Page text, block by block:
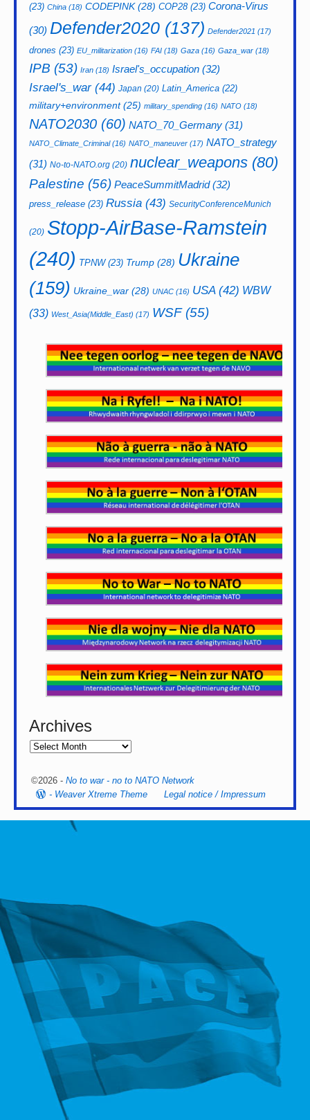
(23) China (18) CODEPINK(28) COP28(23) Corona-Virus
(30) Defender2020 (137) Defender2021 (17)
drones (23) EU_militarization (16) FAI (18) Gaza (16) Gaza_war (18)
IPB (53) Iran (18) Israel's_occupation (32)
Israel's_war(44) Japan (20) Latin_America (22)
military+environment(25) military_spending (16) NATO (18)
NATO2030 (60) NATO_70_Germany (31)
NATO_Climate_Criminal(16) NATO_maneuver (17) NATO_strategy
(31) No-to-NATO.org (20) nuclear_weapons (80)
Palestine (56) PeaceSummitMadrid(32)
press_release (23) Russia (43) SecurityConferenceMunich
(20) Stopp-AirBase-Ramstein
(240) TPNW(23) Trump (28) Ukraine
(159) Ukraine_war (28) UNAC (16) USA(42) WBW
(33) West_Asia(Middle_East) (17) WSF(55)
Archives
©2026 - No to war - no to NATO Network
- Weaver Xtreme Theme Legal notice / Impressum